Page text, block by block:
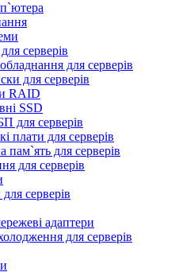
серверів
для серверів
для серверів
RAID
SSD
для серверів
плати для серверів
пам`ять для серверів
для серверів
серверів
адаптери
для серверів